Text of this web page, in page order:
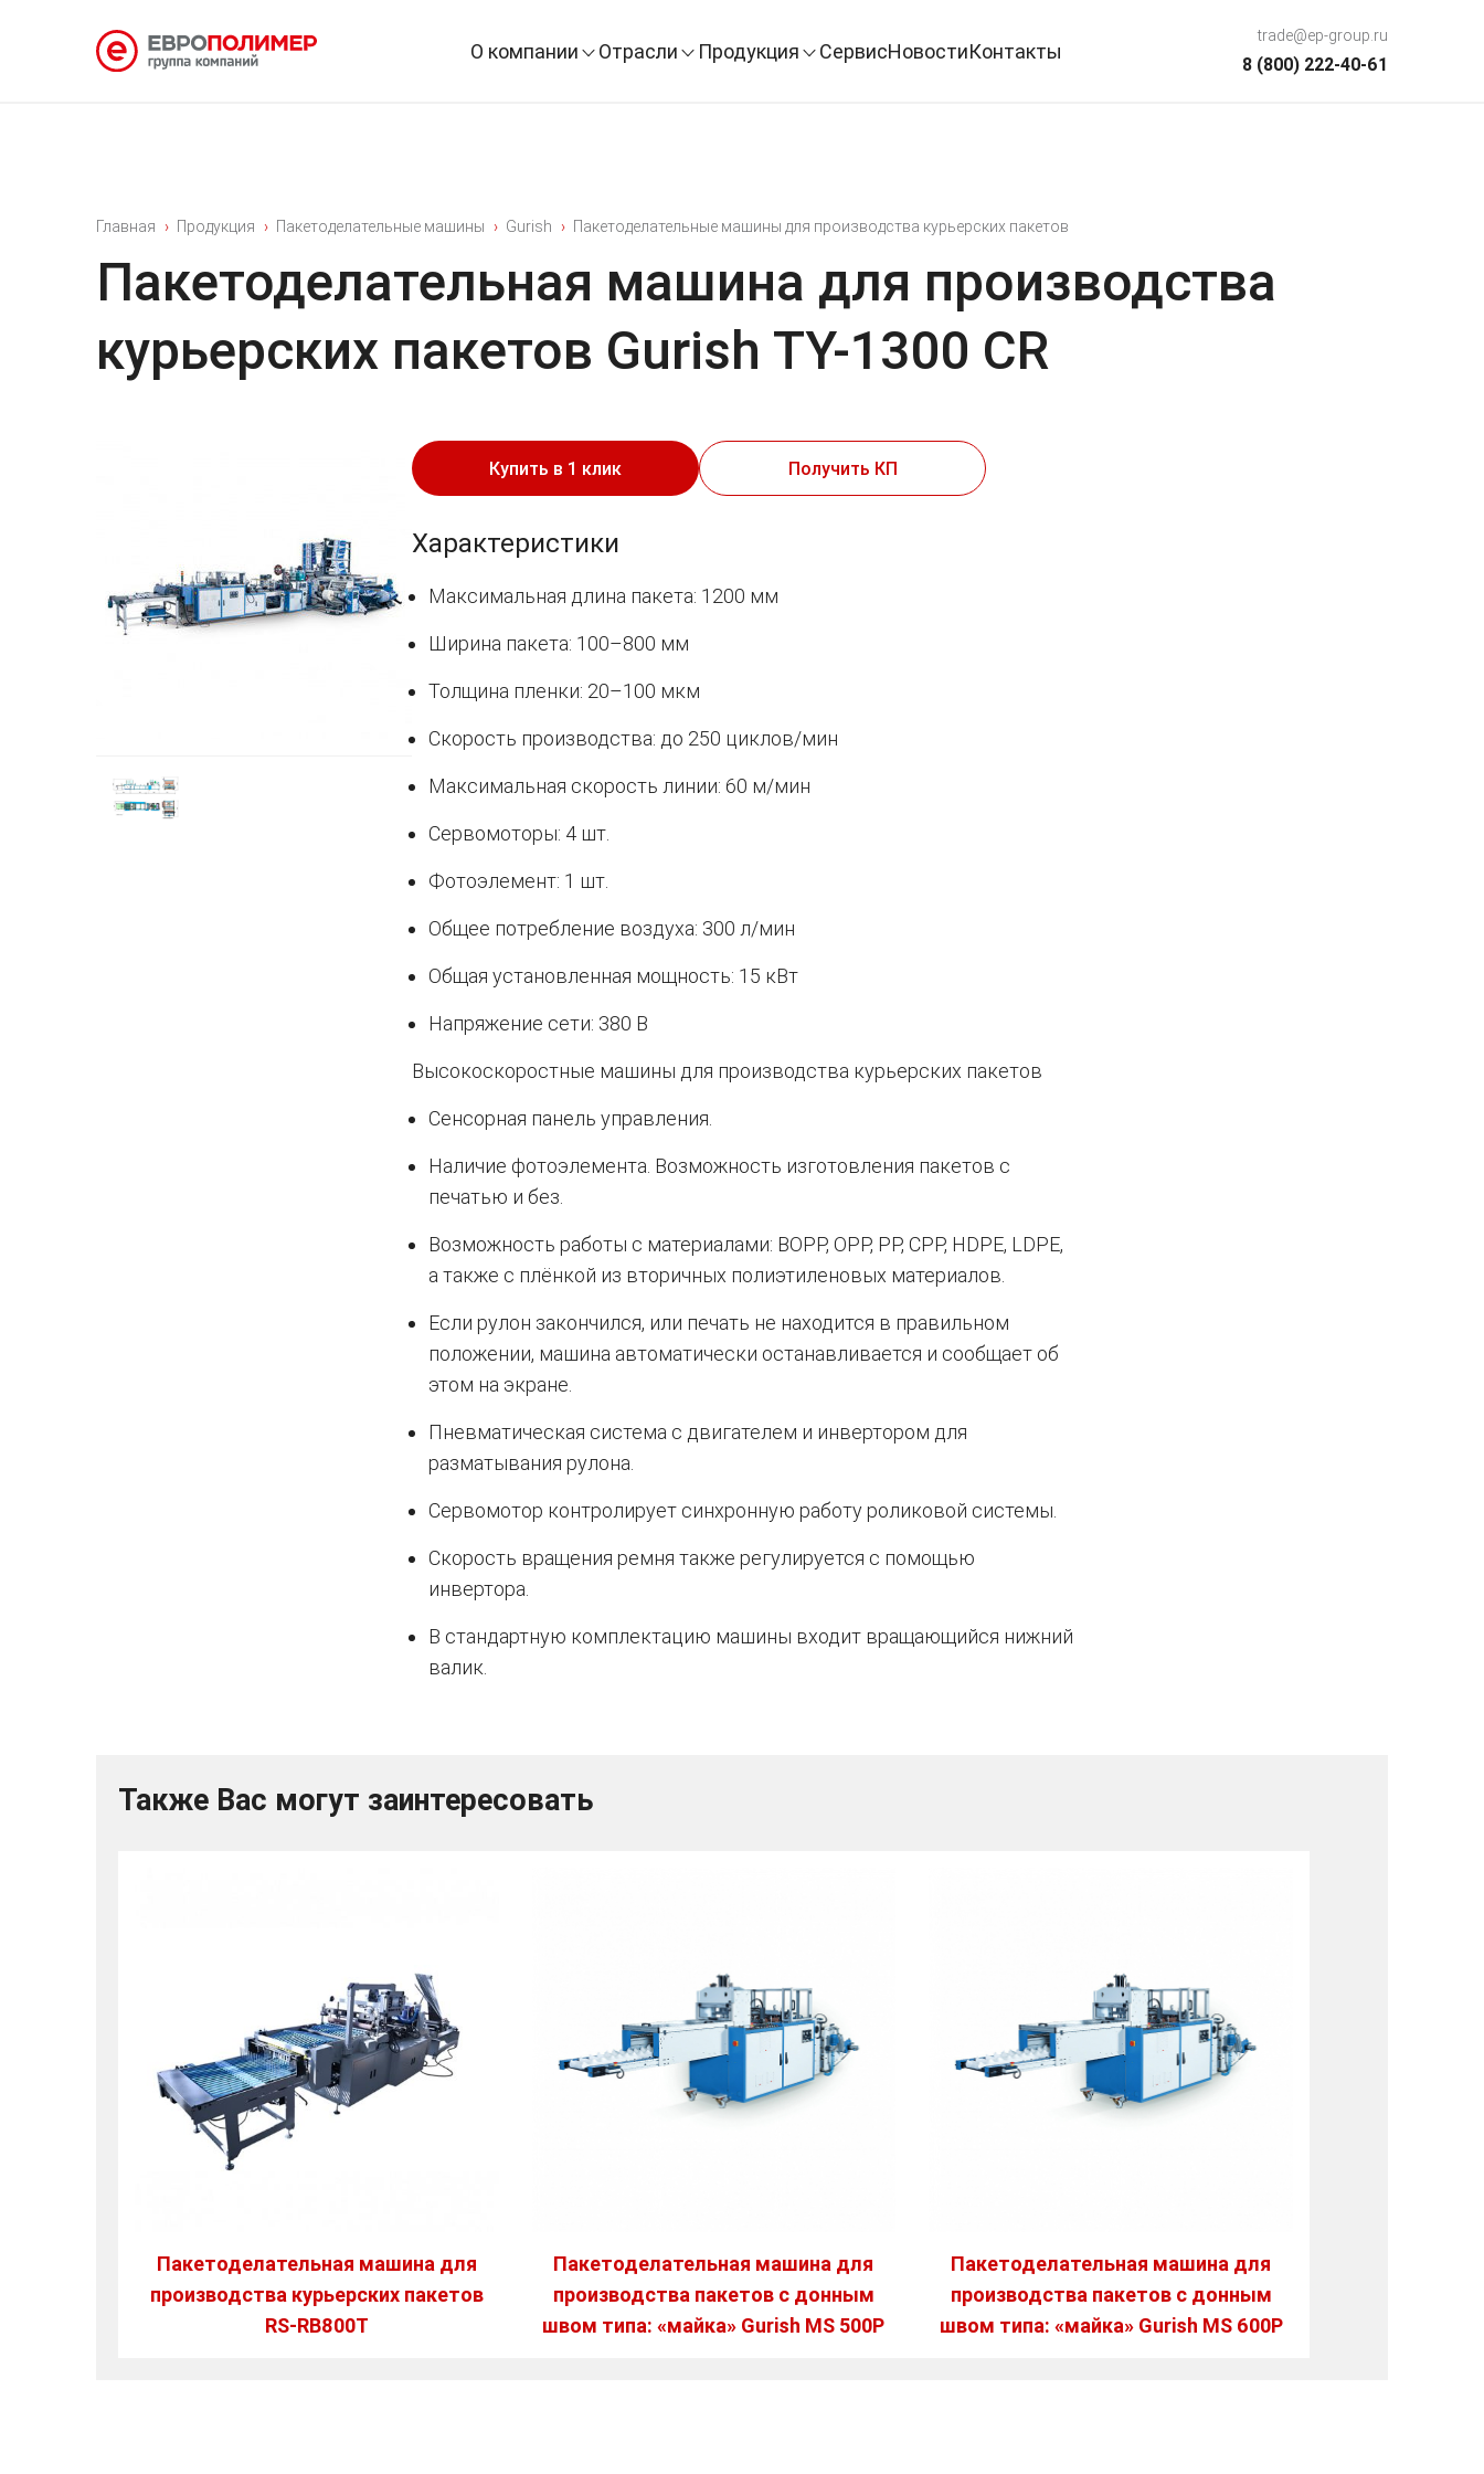
О компании Отрасли Продукция СервисНовостиКонтакты
trade@ep-group.ru
8 (800) 222-40-61
Главная Продукция Пакетоделательные машины Gurish Пакетоделательные машины для производства курьерских пакетов
Пакетоделательная машина для производства
курьерских пакетов Gurish TY-1300 CR
Купить в 1 клик Получить КП
Характеристики
Максимальная длина пакета: 1200 мм
Ширина пакета: 100–800 мм
Толщина пленки: 20–100 мкм
Скорость производства: до 250 циклов/мин
Максимальная скорость линии: 60 м/мин
Сервомоторы: 4 шт.
Фотоэлемент: 1 шт.
Общее потребление воздуха: 300 л/мин
Общая установленная мощность: 15 кВт
Напряжение сети: 380 В
Высокоскоростные машины для производства курьерских пакетов
Сенсорная панель управления.
Наличие фотоэлемента. Возможность изготовления пакетов с
печатью и без.
Возможность работы с материалами: BOPP, OPP, PP, CPP, HDPE, LDPE,
а также с плёнкой из вторичных полиэтиленовых материалов.
Если рулон закончился, или печать не находится в правильном
положении, машина автоматически останавливается и сообщает об
этом на экране.
Пневматическая система с двигателем и инвертором для
разматывания рулона.
Сервомотор контролирует синхронную работу роликовой системы.
Скорость вращения ремня также регулируется с помощью
инвертора.
В стандартную комплектацию машины входит вращающийся нижний
валик.
Также Вас могут заинтересовать
Пакетоделательная машина для
производства курьерских пакетов
RS-RB800T
Пакетоделательная машина для
производства пакетов с донным
швом типа: «майка» Gurish MS 500P
Пакетоделательная машина для
производства пакетов с донным
швом типа: «майка» Gurish MS 600P